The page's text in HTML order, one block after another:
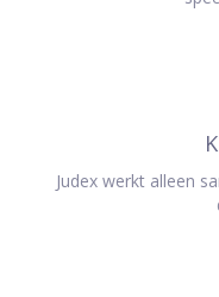
Judex werkt alleen